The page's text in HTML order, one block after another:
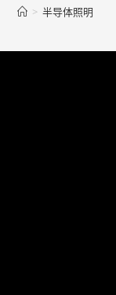
> 半导体照明